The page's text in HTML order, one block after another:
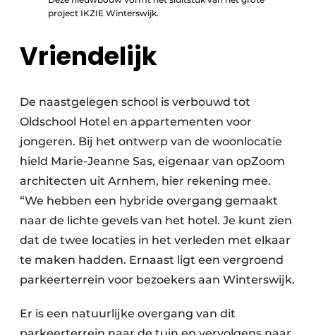
project IKZIE Winterswijk.
Vriendelijk
De naastgelegen school is verbouwd tot
Oldschool Hotel en appartementen voor
jongeren. Bij het ontwerp van de woonlocatie
hield Marie-Jeanne Sas, eigenaar van opZoom
architecten uit Arnhem, hier rekening mee.
“We hebben een hybride overgang gemaakt
naar de lichte gevels van het hotel. Je kunt zien
dat de twee locaties in het verleden met elkaar
te maken hadden. Ernaast ligt een vergroend
parkeerterrein voor bezoekers aan Winterswijk.
Er is een natuurlijke overgang van dit